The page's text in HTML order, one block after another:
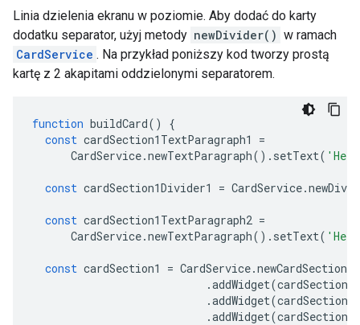
Linia dzielenia ekranu w poziomie. Aby dodać do karty
dodatku separator, użyj metody newDivider() w ramach
CardService . Na przykład poniższy kod tworzy prostą
kartę z 2 akapitami oddzielonymi separatorem.
function buildCard()
{
const cardSection1TextParagraph1
=
CardService.newTextParagraph(). setText(
const cardSection1Divider1 = CardService.
const cardSection1TextParagraph2 =
CardService.newTextParagraph(). setText(
const cardSection1 = CardService.newCardSection
.addWidget(
.addWidget(
.addWidget(